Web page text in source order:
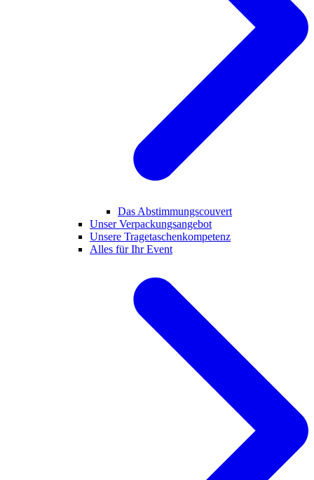
Das Abstimmungscouvert
Unser Verpackungsangebot
Unsere Tragetaschenkompetenz
Alles für Ihr Event